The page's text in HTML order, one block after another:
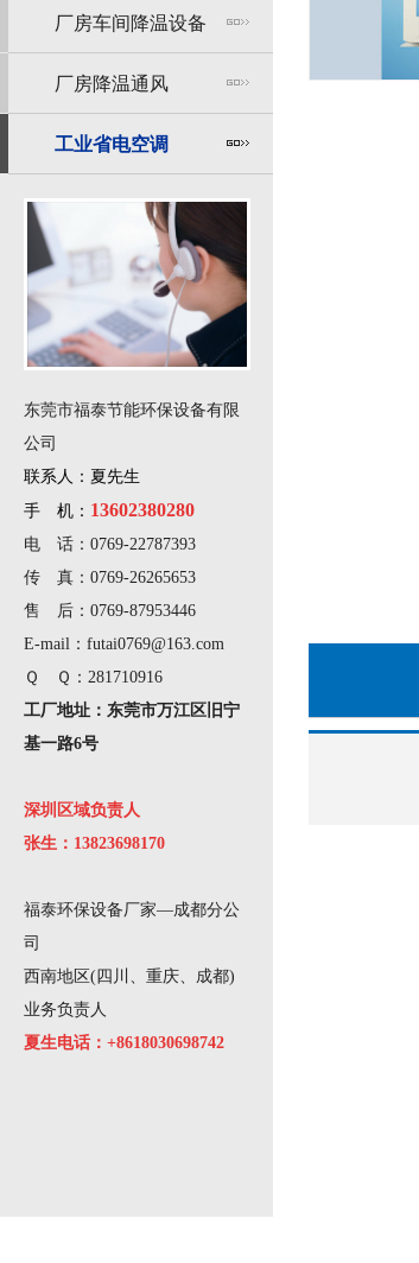
厂房车间降温设备
厂房降温通风
工业省电空调
东莞市福泰节能环保设备有限
公司
联系人：夏先生
手 机： 13602380280
电 话：0769-22787393
传 真：0769-26265653
售 后：0769-87953446
E-mail：futai0769@163.com
Ｑ Ｑ：281710916
工厂地址：东莞市万江区旧宁
基一路6号
深圳区域负责人
张生：13823698170
福泰环保设备厂家—成都分公
司
西南地区(四川、重庆、成都)
业务负责人
夏生电话：+8618030698742